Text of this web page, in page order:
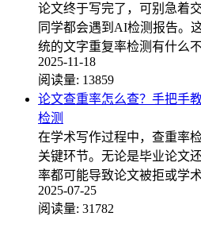
论文终于写完了，可别急着
同学都会遇到AI检测报告。
统的文字重复率检测有什么
2025-11-18
阅读量: 13859
论文查重率怎么查？手把手
检测
在学术写作过程中，查重率
关键环节。无论是毕业论文
率都可能导致论文被拒或学
2025-07-25
阅读量: 31782